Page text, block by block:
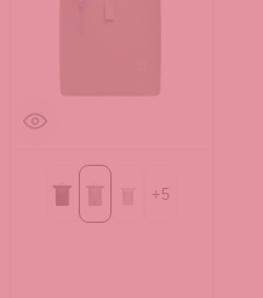
Blackbass clam mono
+5